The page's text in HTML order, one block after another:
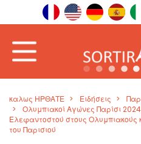
καλως ΗΡΘΑΤΕ Ειδήσεις
Ολυμπιακοί Αγώνες Παρίσι
Ελεφαντοστού στους
του Παρισιού